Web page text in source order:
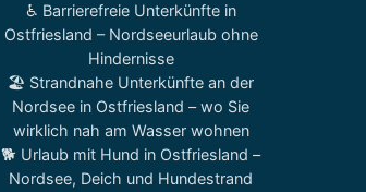
♿ Barrierefreie Unterkünfte in
Ostfriesland – Nordseeurlaub ohne
Hindernisse
🏖️ Strandnahe Unterkünfte an der
Nordsee in Ostfriesland – wo Sie
wirklich nah am Wasser wohnen
🐕 Urlaub mit Hund in Ostfriesland –
Nordsee, Deich und Hundestrand